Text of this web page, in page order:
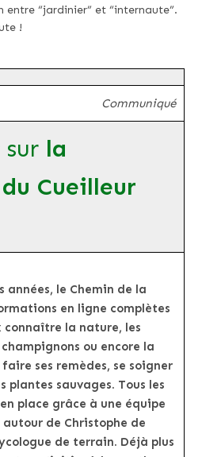
“jardinier” et “internaute”.
!
Communiqué
la
Cueilleur
années, le Chemin de la
en ligne complètes
connaître la nature, les
ou encore la
ses remèdes, se soigner
plantes sauvages. Tous les
place grâce à une équipe
de Christophe de
de terrain. Déjà plus